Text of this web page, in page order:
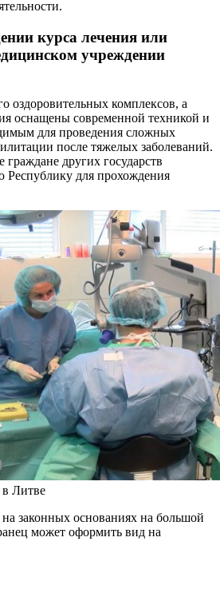
курса лечения или
учреждении
оздоровительных комплексов, а
оснащены современной техникой и
для проведения сложных
после тяжелых заболеваний.
других государств
для прохождения
Литве
законных основаниях на большой
может оформить вид на